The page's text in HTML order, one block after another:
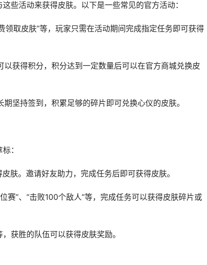
些活动来获得皮肤。以下是一些常见的官方活动：
领取皮肤”等，玩家只需在活动期间完成指定任务即可获得
获得积分，积分达到一定数量后可以在官方商城兑换皮
坚持签到，积累足够的碎片即可兑换心仪的皮肤。
：
肤。邀请好友助力，完成任务后即可获得皮肤。
赛”、“击败100个敌人”等，完成任务可以获得皮肤碎片或
获胜的队伍可以获得皮肤奖励。